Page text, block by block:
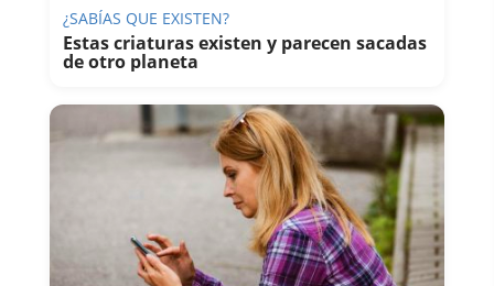
¿SABÍAS QUE EXISTEN?
Estas criaturas existen y parecen sacadas
de otro planeta